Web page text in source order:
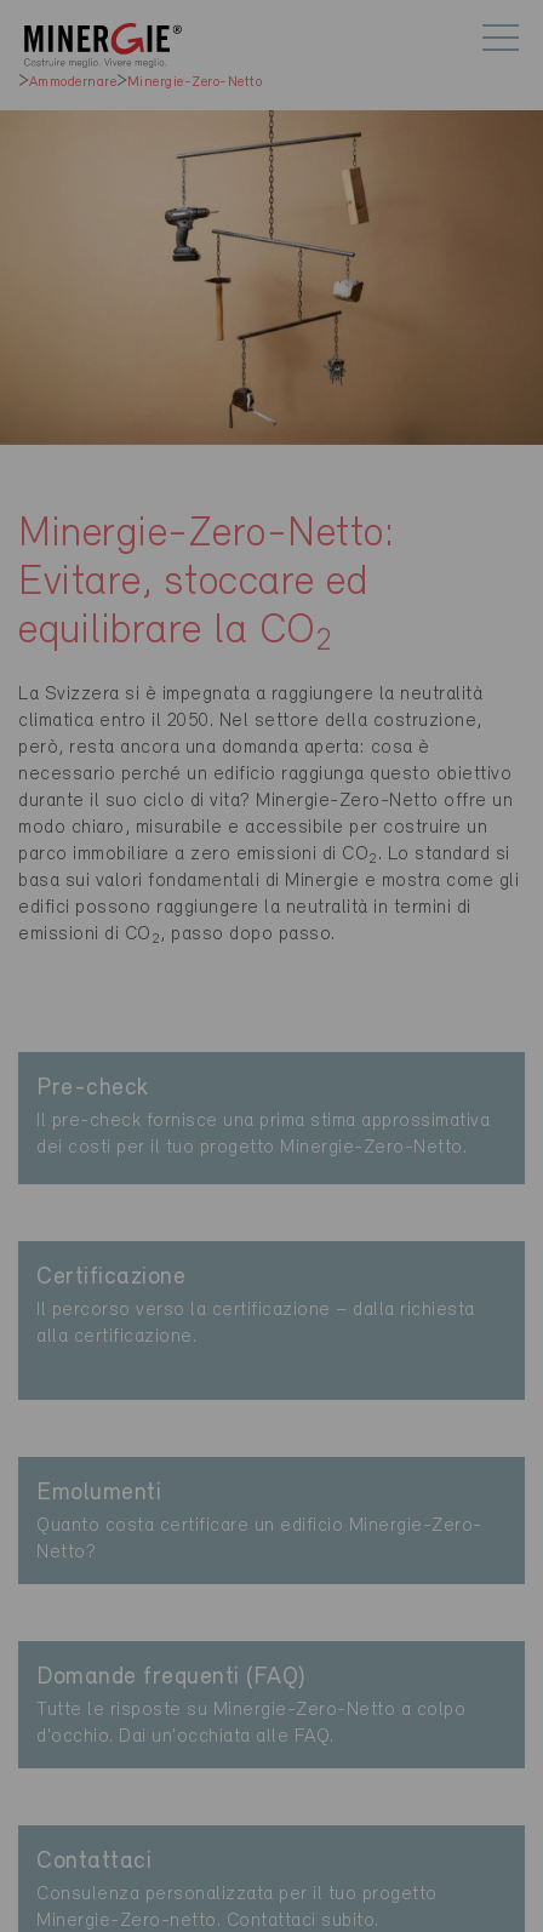
Ammodernare Minergie-Zero-Netto
Minergie-Zero-Netto:
Evitare, stoccare ed
equilibrare la CO2
La Svizzera si è impegnata a raggiungere la neutralità
climatica entro il 2050. Nel settore della costruzione,
però, resta ancora una domanda aperta: cosa è
necessario perché un edificio raggiunga questo obiettivo
durante il suo ciclo di vita? Minergie-Zero-Netto offre un
modo chiaro, misurabile e accessibile per costruire un
parco immobiliare a zero emissioni di CO2 . Lo standard si
basa sui valori fondamentali di Minergie e mostra come gli
edifici possono raggiungere la neutralità in termini di
emissioni di CO 2 , passo dopo passo.
Pre-check
Il pre-check fornisce una prima stima approssimativa
dei costi per il tuo progetto Minergie-Zero-Netto.
Certificazione
Il percorso verso la certificazione – dalla richiesta
alla certificazione.
Emolumenti
Quanto costa certificare un edificio Minergie-Zero-
Netto?
Domande frequenti (FAQ)
Tutte le risposte su Minergie-Zero-Netto a colpo
d'occhio. Dai un'occhiata alle FAQ.
Contattaci
Consulenza personalizzata per il tuo progetto
Minergie-Zero-netto. Contattaci subito.